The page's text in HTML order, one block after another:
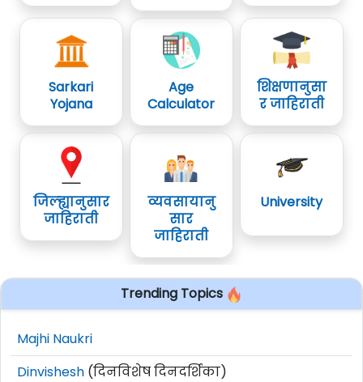
Sarkari
Yojana
Age
Calculator
शिक्षणानुसा
र जाहिराती
जिल्ह्यानुसार
जाहिराती
व्यवसायानु
सार
जाहिराती
University
Trending Topics
Majhi Naukri
Dinvishesh (दिनविशेष दिनदर्शिका)